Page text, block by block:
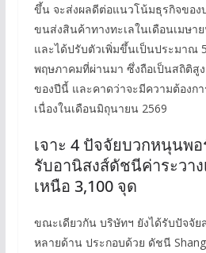
ขึ้น จะส่งผลดีต่อแนวโน้มธุรกิจขอ
ขนส่งสินค้าทางทะเลในเดือนเมษา
และได้ปรับตัวเพิ่มขึ้นเป็นประมาณ
พฤษภาคมที่ผ่านมา ซึ่งถือเป็นสถิติสู
ของปีนี้ และคาดว่าจะมีความต้องก
เนื่องในเดือนมิถุนายน 2569
เจาะ 4 ปัจจัยบวกหนุนพ
รับอานิสงส์ดัชนีค่าระวาง
เหนือ 3,100 จุด
ขณะเดียวกัน บริษัทฯ ยังได้รับปัจจั
หลายด้าน ประกอบด้วย ดัชนี